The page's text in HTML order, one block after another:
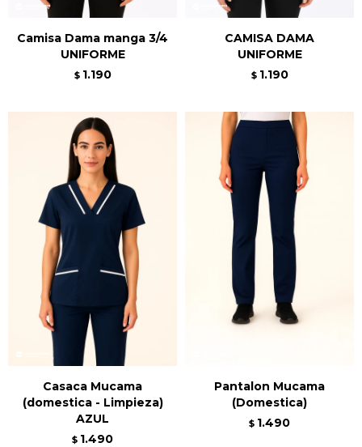
Camisa Dama manga 3/4
UNIFORME
$ 1.190
CAMISA DAMA
UNIFORME
$ 1.190
Casaca Mucama
(domestica - Limpieza)
AZUL
$ 1.490
Pantalon Mucama
(Domestica)
$ 1.490